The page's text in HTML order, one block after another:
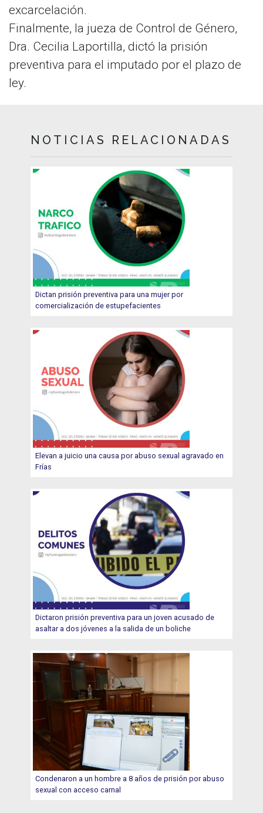
excarcelación.
Finalmente, la jueza de Control de Género,
Dra. Cecilia Laportilla, dictó la prisión
preventiva para el imputado por el plazo de
ley.
NOTICIAS RELACIONADAS
Dictan prisión preventiva para una mujer por
comercialización de estupefacientes
Elevan a juicio una causa por abuso sexual agravado en
Frías
Dictaron prisión preventiva para un joven acusado de
asaltar a dos jóvenes a la salida de un boliche
Condenaron a un hombre a 8 años de prisión por abuso
sexual con acceso carnal